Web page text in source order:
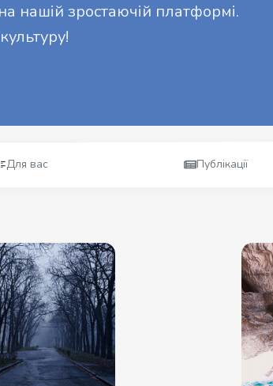
нашій зростаючій платформі.
Для вас Публікації